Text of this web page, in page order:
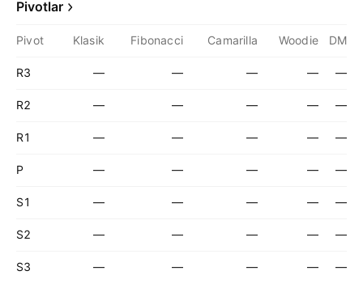
Pivotlar
Pivot Klasik Fibonacci Camarilla Woodie DM
R3 — — — — —
R2 — — — — —
R1 — — — — —
P — — — — —
S1 — — — — —
S2 — — — — —
S3 — — — — —